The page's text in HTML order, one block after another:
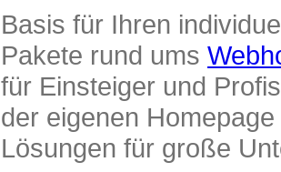
Basis für Ihren
Pakete rund ums
für Einsteiger und
der eigenen
Lösungen für große